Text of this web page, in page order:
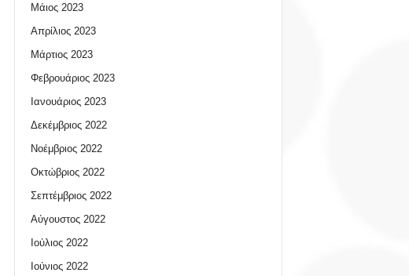
Μάιος 2023
Απρίλιος 2023
Μάρτιος 2023
Φεβρουάριος 2023
Ιανουάριος 2023
Δεκέμβριος 2022
Νοέμβριος 2022
Οκτώβριος 2022
Σεπτέμβριος 2022
Αύγουστος 2022
Ιούλιος 2022
Ιούνιος 2022